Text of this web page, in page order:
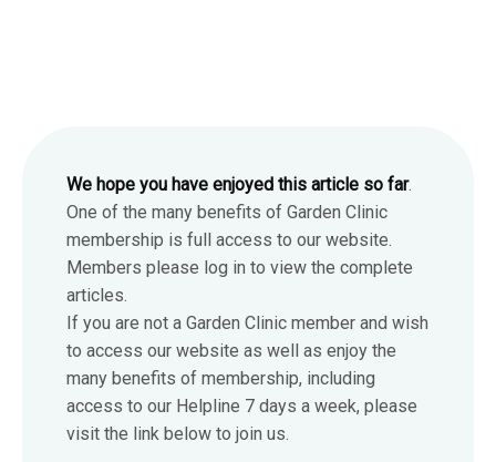
We hope you have enjoyed this article so far.
One of the many benefits of Garden Clinic
membership is full access to our website.
Members please log in to view the complete
articles.
If you are not a Garden Clinic member and wish
to access our website as well as enjoy the
many benefits of membership, including
access to our Helpline 7 days a week, please
visit the link below to join us.